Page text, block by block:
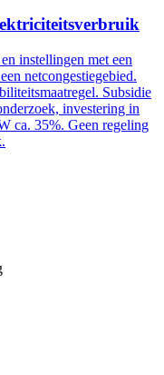
instellingen met een
netcongestiegebied.
Subsidie
investering in
ca. 35%. Geen regeling